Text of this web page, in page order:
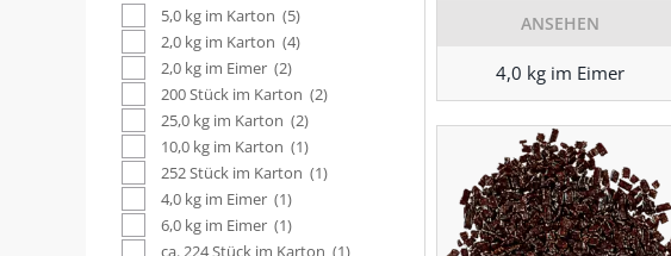
5,0 kg im Karton (5)
2,0 kg im Karton (4)
2,0 kg im Eimer (2)
200 Stück im Karton (2)
25,0 kg im Karton (2)
10,0 kg im Karton (1)
252 Stück im Karton (1)
4,0 kg im Eimer (1)
6,0 kg im Eimer (1)
ca. 224 Stück im Karton (1)
ANSEHEN
4,0 kg im Eimer